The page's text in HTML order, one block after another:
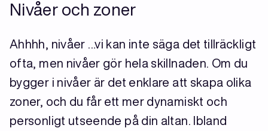
Nivåer och zoner
Ahhhh, nivåer …vi kan inte säga det tillräckligt
ofta, men nivåer gör hela skillnaden. Om du
bygger i nivåer är det enklare att skapa olika
zoner, och du får ett mer dynamiskt och
personligt utseende på din altan. Ibland